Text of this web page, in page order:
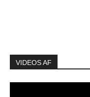
VIDEOS AF